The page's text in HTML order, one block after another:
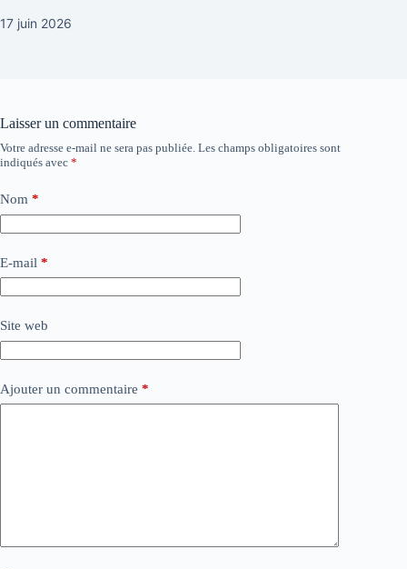
17 juin 2026
Laisser un commentaire
Votre adresse e-mail ne sera pas publiée. Les champs obligatoires sont
indiqués avec *
Nom *
E-mail *
Site web
Ajouter un commentaire *